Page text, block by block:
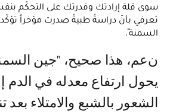
سوى قلة إرادتك وقدرتك على التحكّم
تعرفي بأنّ دراسةً طبيةً صدرت مؤخراً
السمنة".
نعم، هذا صحيح، "جين السمنة" أو FTO الذي
يحول ارتفاع معدله في الدم
الشعور بالشبع والامتلاء بعد